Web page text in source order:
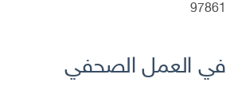
في العمل الصحفي